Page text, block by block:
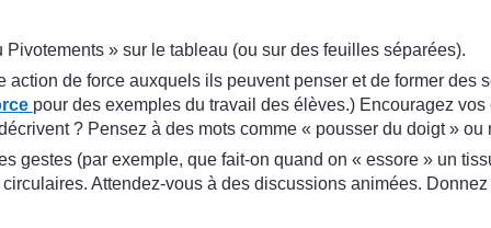
» sur le tableau (ou sur des feuilles séparées).
de force auxquels ils peuvent penser et de former des
pour des exemples du travail des élèves.) Encouragez
? Pensez à des mots comme « pousser du doigt »
gestes (par exemple, que fait-on quand on « essore » un
Attendez-vous à des discussions animées.